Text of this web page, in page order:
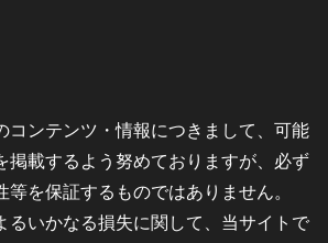
コンテンツ・情報につきまして、可能
掲載するよう努めておりますが、必ず
等を保証するものではありません。
るいかなる損失に関して、当サイトで